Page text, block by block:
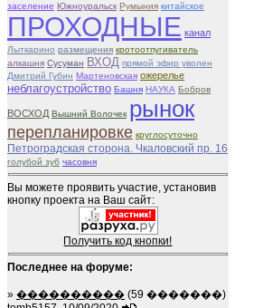
заселение Южноуральск Румыния китайское
ПРОХОДНЫЕ канал
Лыткарино размещения кротоотпугиватель
алкашня Сусуман ВХОД прямой эфир уволен
Дмитрий Губин Мартеновская ожерелье
неблагоустройство Башня НАУКА Бобров
ВОСХОД Вышний Волочек рынок
перепланировке круглосуточно
Петроградская сторона. Чкаловский пр. 16
голубой зуб часовня
Вы можете проявить участие, установив
кнопку проекта на Ваш сайт:
Получить код кнопки!
Последнее на форуме:
» ���������� (59 �������)